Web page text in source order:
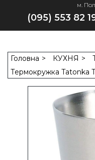
м.
(095) 553 82
Головна КУХНЯ
Термокружка Tatonka